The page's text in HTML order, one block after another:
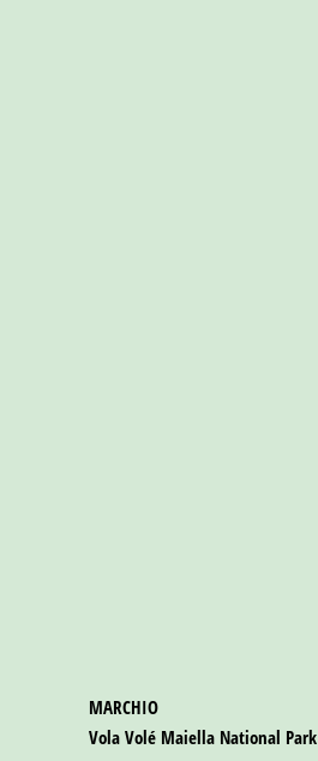
MARCHIO
Vola Volé Maiella National Park